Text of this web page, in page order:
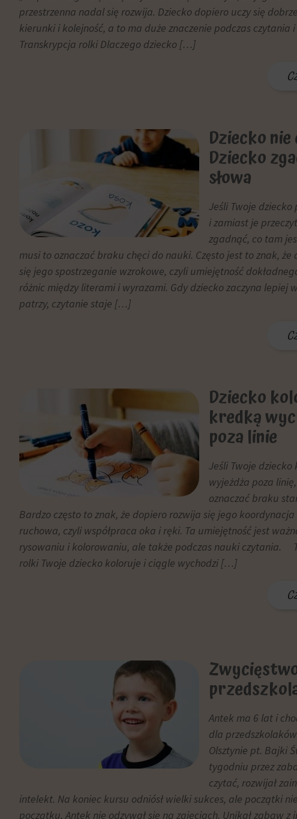
przestrzenna nadal się rozwija. Dziecko dopiero uczy się
kierunki i kolejność, a to ma duże znaczenie podczas czytania
Transkrypcja rolki Dlaczego dziecko […]
Dziecko
Dziecko
słowa
Jeśli Twoje dziecko
i zamiast je
zgadnąć, co tam
musi to oznaczać braku chęci do nauki. Często jest to znak, że
się jego spostrzeganie wzrokowe, czyli umiejętność
różnic między literami i wyrazami. Gdy dziecko zaczyna lepiej
patrzy, czytanie staje […]
Dziecko
kredką
poza linie
Jeśli Twoje dziecko
wyjeżdża poza
oznaczać braku
Bardzo często to znak, że dopiero rozwija się jego
ruchowa, czyli współpraca oka i ręki. Ta umiejętność jest
rysowaniu i kolorowaniu, ale także podczas nauki czytania.
rolki Twoje dziecko koloruje i ciągle wychodzi […]
Antek ma 6 lat i
dla
Olsztynie pt. Bajki
tygodniu przez
czytać, rozwijał
intelekt. Na koniec kursu odniósł wielki sukces, ale początki
początku, Antek nie odzywał się na zajęciach. Unikał zabaw z
tym
celu
zapisane
dane.
Kontroluje
przechowywanie
danych
specyficznych
użytkownika,
służących
do
śledzenia
reklam,
profilowania
i
aby
witryny
prosiły
o
lub
odrzucanie
ciasteczek
swojej
prywatności.
Możesz
również
wycofać
zgodę
w
prywatności
witryny,
które
umożliwiają
zarządzanie
lub
usuwanie
przechowywanych
ciasteczek
dowolnym
momencie.
tego,
jak
witryna
internetowa
używa
ciasteczek
jak
dane,
zapoznaj